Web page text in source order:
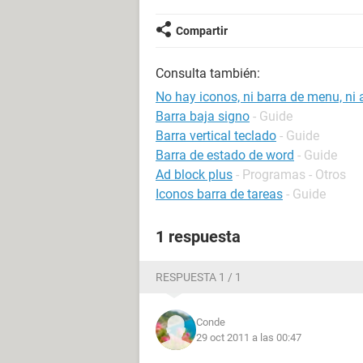
Compartir
Consulta también:
No hay iconos, ni barra de menu, ni
Barra baja signo - Guide
Barra vertical teclado - Guide
Barra de estado de word - Guide
Ad block plus - Programas - Otros
Iconos barra de tareas - Guide
1 respuesta
RESPUESTA 1 / 1
Conde
29 oct 2011 a las 00:47